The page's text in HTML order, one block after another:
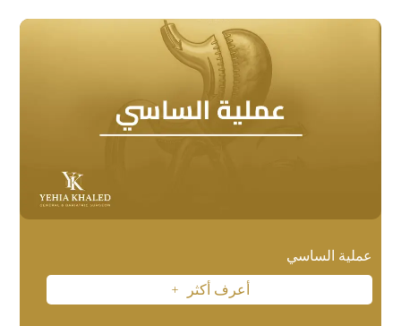
عملية الساسي
أعرف أكثر L